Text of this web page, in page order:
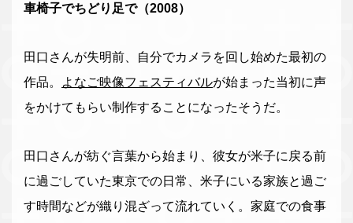
車椅子でちどり足で（2008）
田口さんが失明前、自分でカメラを回し始めた最初の
作品。
よなご映像フェスティバルが始まった当初に声
をかけてもらい制作することになったそうだ。
田口さんが紡ぐ言葉から始まり、彼女が米子に戻る前
に過ごしていた東京での日常、米子にいる家族と過ご
す時間などが織り混ざって流れていく。家庭での食事